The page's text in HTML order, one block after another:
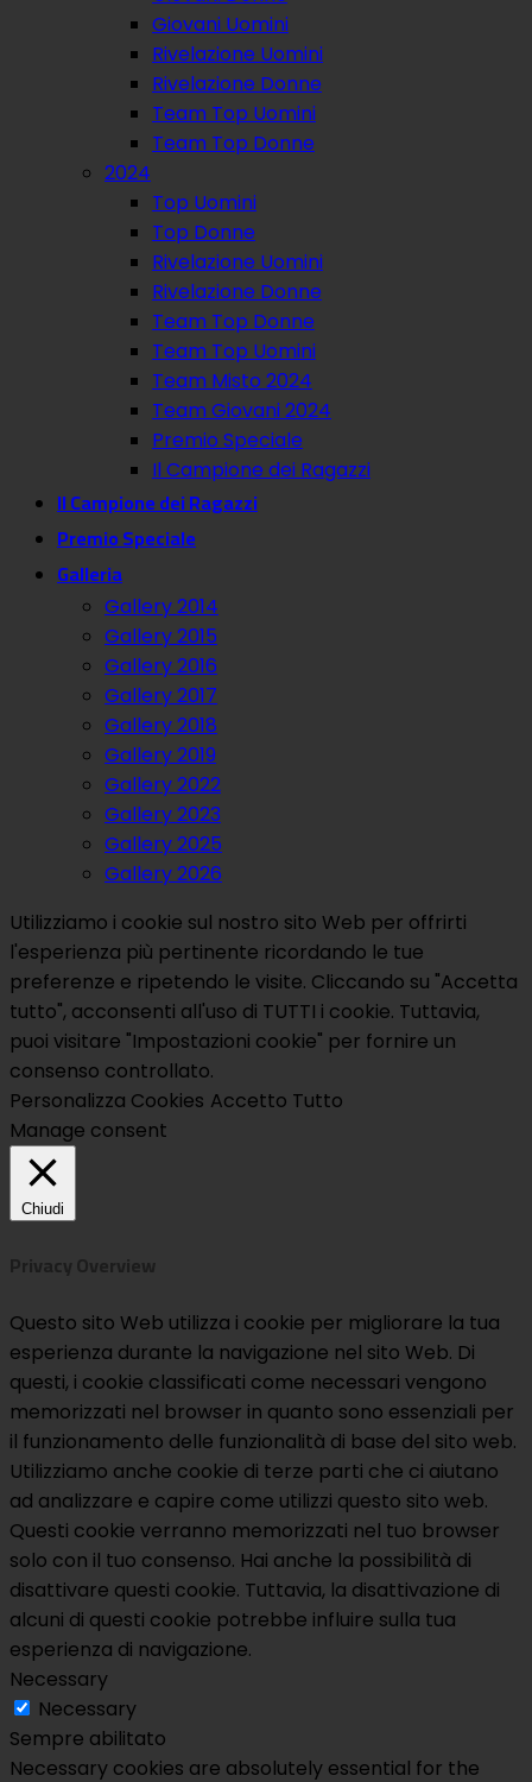
Giovani Uomini
Rivelazione Uomini
Rivelazione Donne
Team Top Uomini
Team Top Donne
2024
Top Uomini
Top Donne
Rivelazione Uomini
Rivelazione Donne
Team Top Donne
Team Top Uomini
Team Misto 2024
Team Giovani 2024
Premio Speciale
Il Campione dei Ragazzi
Il Campione dei Ragazzi
Premio Speciale
Galleria
Gallery 2014
Gallery 2015
Gallery 2016
Gallery 2017
Gallery 2018
Gallery 2019
Gallery 2022
Gallery 2023
Gallery 2025
Gallery 2026
Utilizziamo i cookie sul nostro sito Web per offrirti
l'esperienza più pertinente ricordando le tue
preferenze e ripetendo le visite. Cliccando su "Accetta
tutto", acconsenti all'uso di TUTTI i cookie. Tuttavia,
puoi visitare "Impostazioni cookie" per fornire un
consenso controllato.
Personalizza Cookies Accetto Tutto
Manage consent
Chiudi
Privacy Overview
Questo sito Web utilizza i cookie per migliorare la tua
esperienza durante la navigazione nel sito Web. Di
questi, i cookie classificati come necessari vengono
memorizzati nel browser in quanto sono essenziali per
il funzionamento delle funzionalità di base del sito web.
Utilizziamo anche cookie di terze parti che ci aiutano
ad analizzare e capire come utilizzi questo sito web.
Questi cookie verranno memorizzati nel tuo browser
solo con il tuo consenso. Hai anche la possibilità di
disattivare questi cookie. Tuttavia, la disattivazione di
alcuni di questi cookie potrebbe influire sulla tua
esperienza di navigazione.
Necessary
Necessary
Sempre abilitato
Necessary cookies are absolutely essential for the